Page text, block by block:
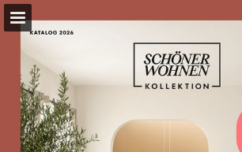
segmueller.de
Seitenübersicht
Vollbild
Suchen